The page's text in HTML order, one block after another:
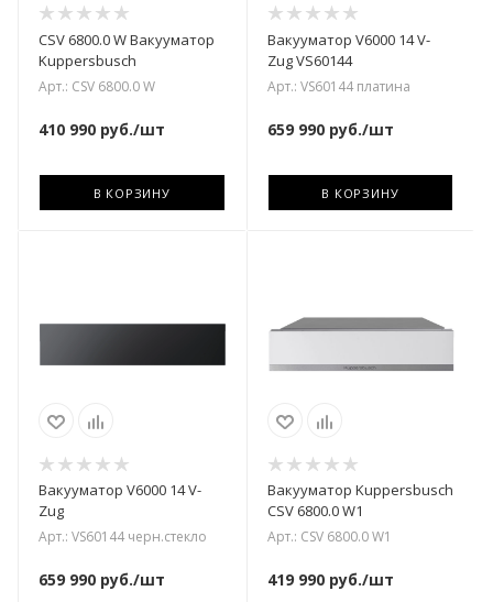
CSV 6800.0 W Вакууматор
Kuppersbusch
Арт.: CSV 6800.0 W
410 990 руб./шт
В КОРЗИНУ
Вакууматор V6000 14 V-
Zug VS60144
Арт.: VS60144 платина
659 990руб./шт
В КОРЗИНУ
Вакууматор V6000 14 V-
Zug
Арт.: VS60144 черн.стекло
659 990 руб./шт
Вакууматор Kuppersbusch
CSV 6800.0 W1
Арт.: CSV 6800.0 W1
419 990руб./шт